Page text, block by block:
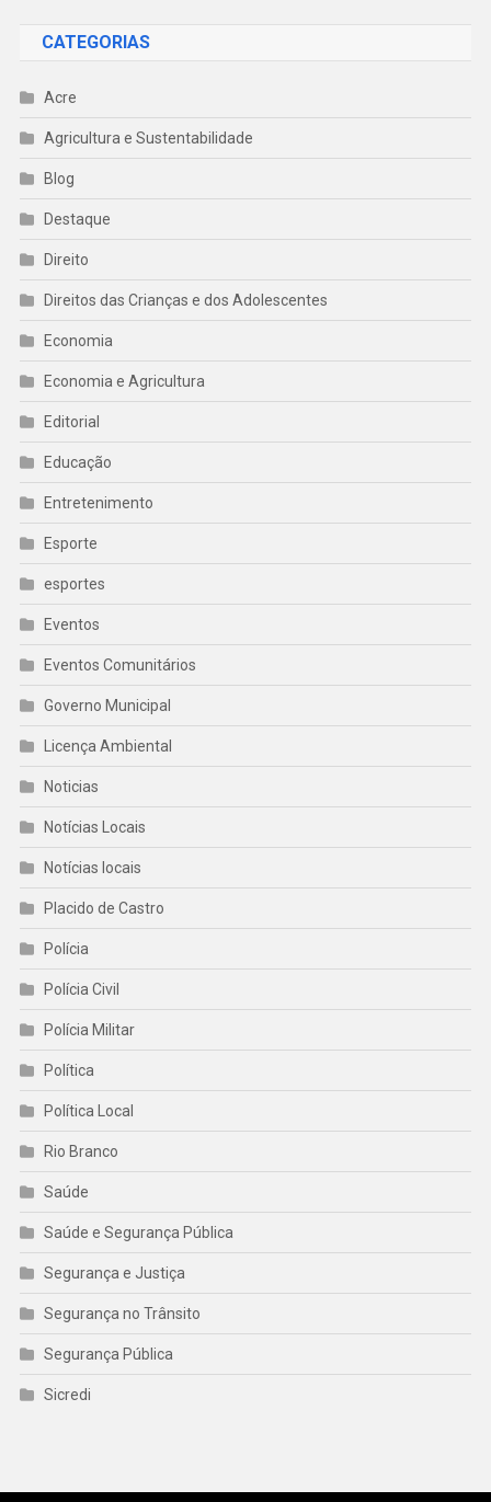
CATEGORIAS
Acre
Agricultura e Sustentabilidade
Blog
Destaque
Direito
Direitos das Crianças e dos Adolescentes
Economia
Economia e Agricultura
Editorial
Educação
Entretenimento
Esporte
esportes
Eventos
Eventos Comunitários
Governo Municipal
Licença Ambiental
Noticias
Notícias Locais
Notícias locais
Placido de Castro
Polícia
Polícia Civil
Polícia Militar
Política
Política Local
Rio Branco
Saúde
Saúde e Segurança Pública
Segurança e Justiça
Segurança no Trânsito
Segurança Pública
Sicredi